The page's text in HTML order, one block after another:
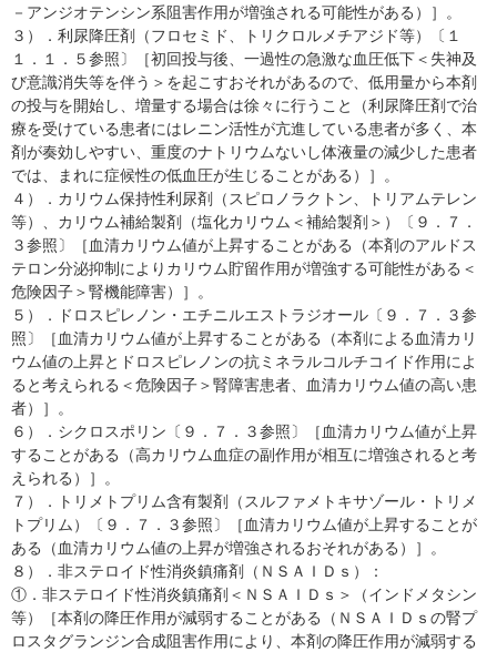
－アンジオテンシン系阻害作用が増強される可能性がある）］。
３）．利尿降圧剤（フロセミド、トリクロルメチアジド等）〔１
１．１．５参照〕［初回投与後、一過性の急激な血圧低下＜失神及
び意識消失等を伴う＞を起こすおそれがあるので、低用量から本剤
の投与を開始し、増量する場合は徐々に行うこと（利尿降圧剤で治
療を受けている患者にはレニン活性が亢進している患者が多く、本
剤が奏効しやすい、重度のナトリウムないし体液量の減少した患者
では、まれに症候性の低血圧が生じることがある）］。
４）．カリウム保持性利尿剤（スピロノラクトン、トリアムテレン
等）、カリウム補給製剤（塩化カリウム＜補給製剤＞）〔９．７．
３参照〕［血清カリウム値が上昇することがある（本剤のアルドス
テロン分泌抑制によりカリウム貯留作用が増強する可能性がある＜
危険因子＞腎機能障害）］。
５）．ドロスピレノン・エチニルエストラジオール〔９．７．３参
照〕［血清カリウム値が上昇することがある（本剤による血清カリ
ウム値の上昇とドロスピレノンの抗ミネラルコルチコイド作用によ
ると考えられる＜危険因子＞腎障害患者、血清カリウム値の高い患
者）］。
６）．シクロスポリン〔９．７．３参照〕［血清カリウム値が上昇
することがある（高カリウム血症の副作用が相互に増強されると考
えられる）］。
７）．トリメトプリム含有製剤（スルファメトキサゾール・トリメ
トプリム）〔９．７．３参照〕［血清カリウム値が上昇することが
ある（血清カリウム値の上昇が増強されるおそれがある）］。
８）．非ステロイド性消炎鎮痛剤（ＮＳＡＩＤｓ）：
①．非ステロイド性消炎鎮痛剤＜ＮＳＡＩＤｓ＞（インドメタシン
等）［本剤の降圧作用が減弱することがある（ＮＳＡＩＤｓの腎プ
ロスタグランジン合成阻害作用により、本剤の降圧作用が減弱する